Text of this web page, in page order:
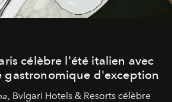
célèbre l'été italien avec
gastronomique d'exception
, Bvlgari Hotels & Resorts célèbre